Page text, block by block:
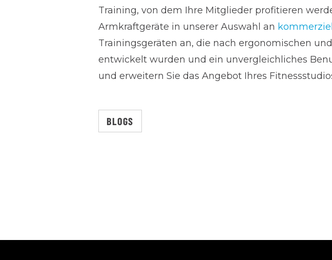
Training, von dem Ihre Mitglieder profitieren
Armkraftgeräte in unserer Auswahl an
Trainingsgeräten an, die nach ergonomischen
entwickelt wurden und ein unvergleichliches
und erweitern Sie das Angebot Ihres
BLOGS